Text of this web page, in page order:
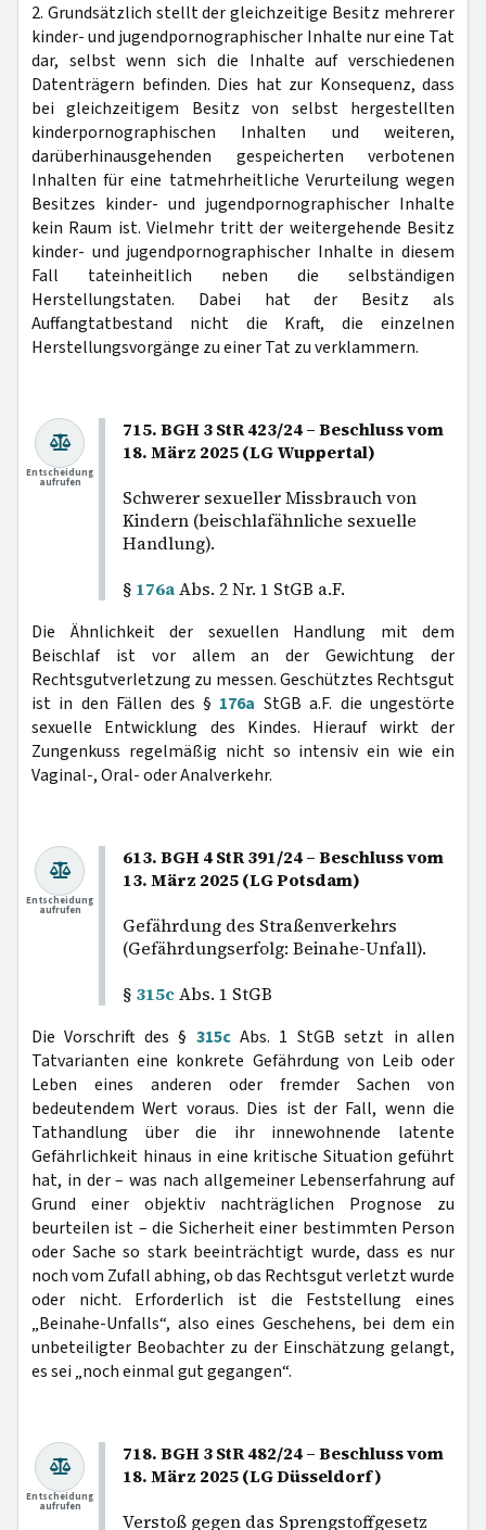
2. Grundsätzlich stellt der gleichzeitige Besitz mehrerer
kinder- und jugendpornographischer Inhalte nur eine Tat
dar, selbst wenn sich die Inhalte auf verschiedenen
Datenträgern befinden. Dies hat zur Konsequenz, dass
bei gleichzeitigem Besitz von selbst hergestellten
kinderpornographischen Inhalten und weiteren,
darüberhinausgehenden gespeicherten verbotenen
Inhalten für eine tatmehrheitliche Verurteilung wegen
Besitzes kinder- und jugendpornographischer Inhalte
kein Raum ist. Vielmehr tritt der weitergehende Besitz
kinder- und jugendpornographischer Inhalte in diesem
Fall tateinheitlich neben die selbständigen
Herstellungstaten. Dabei hat der Besitz als
Auffangtatbestand nicht die Kraft, die einzelnen
Herstellungsvorgänge zu einer Tat zu verklammern.
715. BGH 3 StR 423/24 – Beschluss vom
18. März 2025 (LG Wuppertal)
Schwerer sexueller Missbrauch von
Kindern (beischlafähnliche sexuelle
Handlung).
§ 176aAbs. 2 Nr. 1 StGB a.F.
Entscheidung
aufrufen
Die Ähnlichkeit der sexuellen Handlung mit dem
Beischlaf ist vor allem an der Gewichtung der
Rechtsgutverletzung zu messen. Geschütztes Rechtsgut
ist in den Fällen des § 176a StGB a.F. die ungestörte
sexuelle Entwicklung des Kindes. Hierauf wirkt der
Zungenkuss regelmäßig nicht so intensiv ein wie ein
Vaginal-, Oral- oder Analverkehr.
613. BGH 4 StR 391/24 – Beschluss vom
13. März 2025 (LG Potsdam)
Gefährdung des Straßenverkehrs
(Gefährdungserfolg: Beinahe-Unfall).
§ 315cAbs. 1 StGB
Entscheidung
aufrufen
Die Vorschrift des § 315cAbs. 1 StGB setzt in allen
Tatvarianten eine konkrete Gefährdung von Leib oder
Leben eines anderen oder fremder Sachen von
bedeutendem Wert voraus. Dies ist der Fall, wenn die
Tathandlung über die ihr innewohnende latente
Gefährlichkeit hinaus in eine kritische Situation geführt
hat, in der – was nach allgemeiner Lebenserfahrung auf
Grund einer objektiv nachträglichen Prognose zu
beurteilen ist – die Sicherheit einer bestimmten Person
oder Sache so stark beeinträchtigt wurde, dass es nur
noch vom Zufall abhing, ob das Rechtsgut verletzt wurde
oder nicht. Erforderlich ist die Feststellung eines
„Beinahe-Unfalls“, also eines Geschehens, bei dem ein
unbeteiligter Beobachter zu der Einschätzung gelangt,
es sei „noch einmal gut gegangen“.
718. BGH 3 StR 482/24 – Beschluss vom
18. März 2025 (LG Düsseldorf)
Verstoß gegen das Sprengstoffgesetz
Entscheidung
aufrufen